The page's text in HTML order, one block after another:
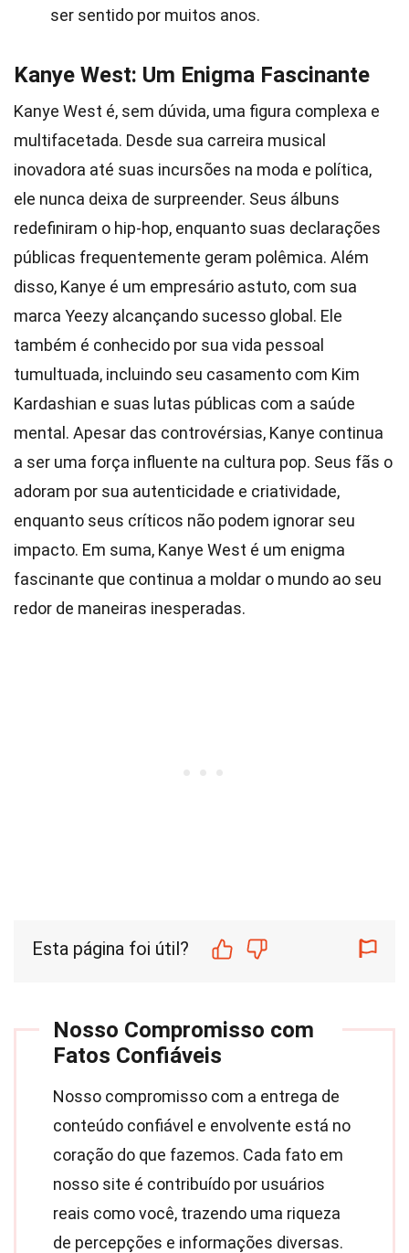
ser sentido por muitos anos.
Kanye West: Um Enigma Fascinante
Kanye West é, sem dúvida, uma figura complexa e
multifacetada. Desde sua carreira musical
inovadora até suas incursões na moda e política,
ele nunca deixa de surpreender. Seus álbuns
redefiniram o hip-hop, enquanto suas declarações
públicas frequentemente geram polêmica. Além
disso, Kanye é um empresário astuto, com sua
marca Yeezy alcançando sucesso global. Ele
também é conhecido por sua vida pessoal
tumultuada, incluindo seu casamento com Kim
Kardashian e suas lutas públicas com a saúde
mental. Apesar das controvérsias, Kanye continua
a ser uma força influente na cultura pop. Seus fãs o
adoram por sua autenticidade e criatividade,
enquanto seus críticos não podem ignorar seu
impacto. Em suma, Kanye West é um enigma
fascinante que continua a moldar o mundo ao seu
redor de maneiras inesperadas.
Esta página foi útil?
Nosso Compromisso com
Fatos Confiáveis
Nosso compromisso com a entrega de
conteúdo confiável e envolvente está no
coração do que fazemos. Cada fato em
nosso site é contribuído por usuários
reais como você, trazendo uma riqueza
de percepções e informações diversas.